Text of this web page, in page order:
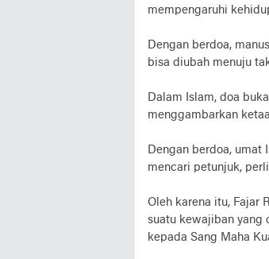
mempengaruhi
Dengan berdoa,
bisa diubah menuju
Dalam Islam, doa
menggambarkan
Dengan berdoa, umat
mencari petunjuk,
Oleh karena itu, Fajar
suatu kewajiban yang
kepada Sang Maha